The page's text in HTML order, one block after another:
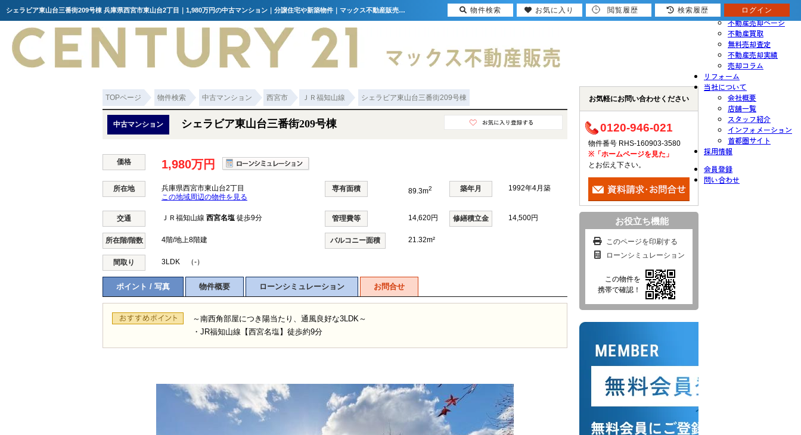
シェラビア東山台三番街209号棟 兵庫県西宮市東山台2丁目｜1,980万円の中古マンション｜分譲住宅や新築物件｜マックス不動産販売 豊中店
売りたい
不動産売却ページ
不動産買取
無料売却査定
不動産売却実績
売却コラム
リフォーム
当社について
会社概要
店舗一覧
スタッフ紹介
インフォメーション
首都圏サイト
採用情報
会員登録
問い合わせ
TOPページ 物件検索 中古マンション 西宮市 ＪＲ福知山線 シェラビア東山台三番街209号棟
中古マンション シェラビア東山台三番街209号棟
価格 1,980万円
所在地
兵庫県西宮市東山台2丁目
この地域周辺の物件を見る
専有面積 89.3m2 築年月 1992年4月築
交通 ＪＲ福知山線 西宮名塩 徒歩9分 管理費等 14,620円 修繕積立金 14,500円
所在階/階数 4階/地上8階建 バルコニー面積 21.32m²
間取り 3LDK （-）
ポイント / 写真 物件概要 ローンシミュレーション お問合せ
～南西角部屋につき陽当たり、通風良好な3LDK～
・JR福知山線【西宮名塩】徒歩約9分
お気軽にお問い合わせください
0120-946-021
物件番号 RHS-160903-3580
※「ホームページを見た」
とお伝え下さい。
お役立ち機能
このページを印刷する
ローンシミュレーション
この物件を
携帯で確認！
物件検索 お気に入り 閲覧履歴 検索履歴 ログイン